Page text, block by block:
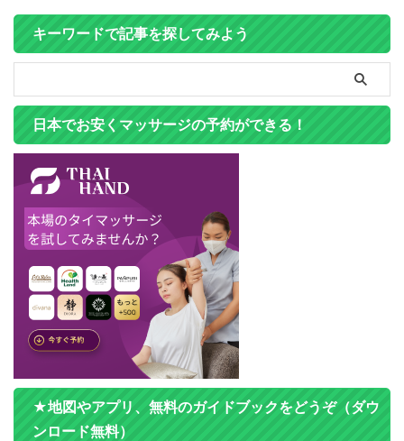
キーワードで記事を探してみよう
日本でお安くマッサージの予約ができる！
★地図やアプリ、無料のガイドブックをどうぞ（ダウ
ンロード無料）